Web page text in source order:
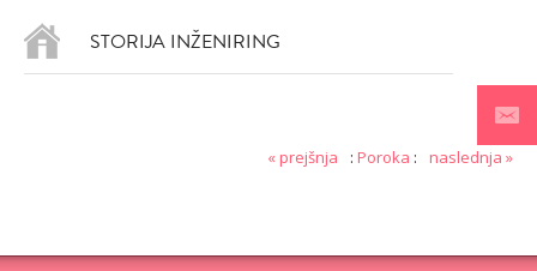
DODAJ
VŠEČNO (16) VŠEČNO (16)
STORIJA INŽENIRING
« prejšnja : Poroka : naslednja »